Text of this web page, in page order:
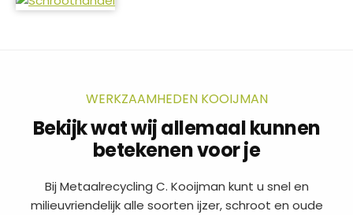
WERKZAAMHEDEN KOOIJMAN
Bekijk wat wij allemaal kunnen
betekenen voor je
Bij Metaalrecycling C. Kooijman kunt u snel en
milieuvriendelijk alle soorten ijzer, schroot en oude